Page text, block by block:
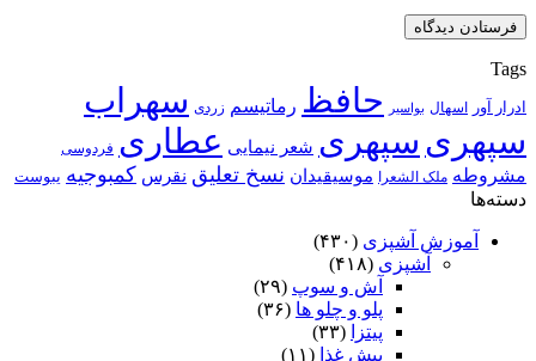
Tags
ادرار آور اسهال بواسیر حافظ رماتیسم زردی سهراب
سپهری سپهری شعر نیمایی عطاری فردوسی
مشروطه ملک الشعرا موسیقیدان نسخ تعلیق نقرس کمبوجیه یبوست
دسته‌ها
آموزش آشپزی (۴۳۰)
آشپزی (۴۱۸)
آش و سوپ (۲۹)
پلو و چلو ها (۳۶)
پیتزا
(۳۳)
پیش غذا (۱۱)